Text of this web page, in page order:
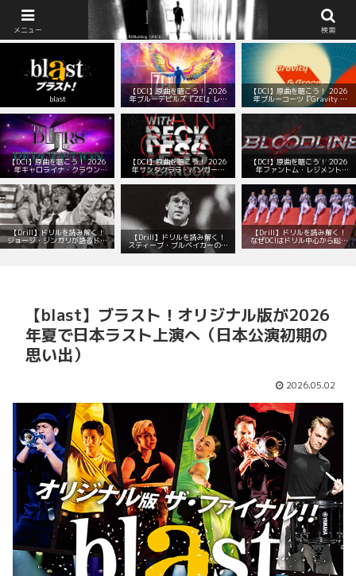
BOBuilding（ボビる）：マーチング部の顧問室
blast
【DCI】原曲を聴こう！ 2026
年ブルーデビルズ『ZEI』レパ
ートリー！
【DCI】原曲を聴こう！ 2026
年ブルーコーツ『Gravity &
Grace』レパートリー！
【DCI】原曲を聴こう！ 2026
年キャロライナ・クラウン
『The Doors of Perception』
レパートリー！
【DCI】原曲を聴こう！ 2026
年サンタクララ・バンガード
『With Reckless Abandon』
レパートリー！
【DCI】原曲を聴こう！ 2026
年ファントム・レジメント
『Bloodline』レパートリー！
【Drill】ドリルを読み解く！
ジョージ・ジンガリが語るドリ
ルデザインの本質とは？
【Drill】ドリルを読み解く！
スティーブ・ブルベイカーの数
学的で音楽的なドリル
【Drill】ドリルを読み解く！
なぜDCIはドリル中心から総合
演出へと変わったのか？
【blast】ブラスト！オリジナル版が2026
年夏で日本ラスト上演へ（日本公演初期の
思い出）
2026.05.02
メニュー 検索